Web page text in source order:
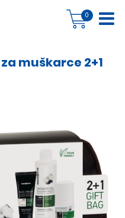
0
muškarce 2+1